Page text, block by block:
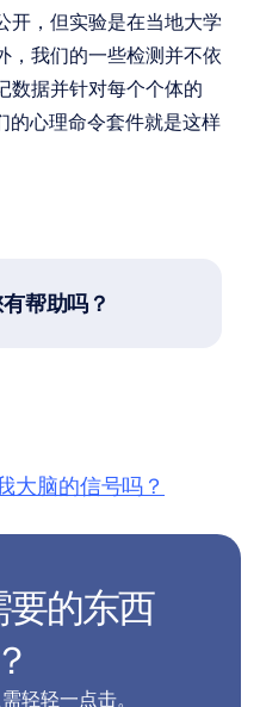
开，但实验是在当地大学
，我们的一些检测并不依
数据并针对每个个体的
的心理命令套件就是这样
帮助吗？
大脑的信号吗？
的东西
轻轻一点击。